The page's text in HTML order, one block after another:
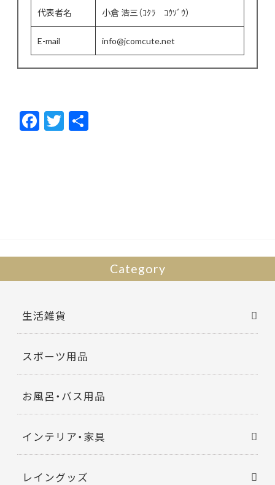
代表者名 小倉 浩三（ｺｸﾗ ｺｳｿﾞｳ）
E-mail info@jcomcute.net
F
ac
T
w
Category
生活雑貨
スポーツ用品
お風呂・バス用品
インテリア・家具
レイングッズ